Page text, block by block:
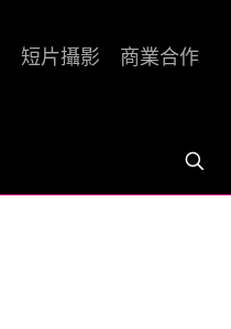
短片攝影 商業合作